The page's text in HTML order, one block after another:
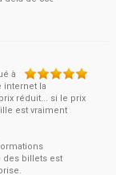
à
internet la
réduit... si le prix
est vraiment
des billets est